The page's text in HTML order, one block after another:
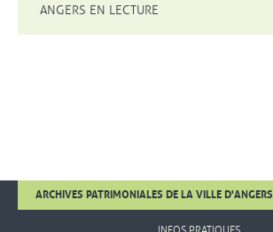
ANGERS EN LECTURE
ARCHIVES PATRIMONIALES DE LA VILLE D'ANGERS